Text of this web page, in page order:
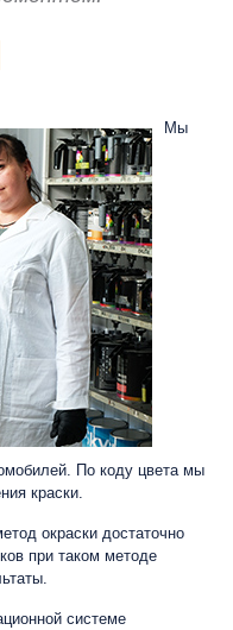
Мы
По коду цвета мы
краски.
окраски достаточно
при таком методе
системе